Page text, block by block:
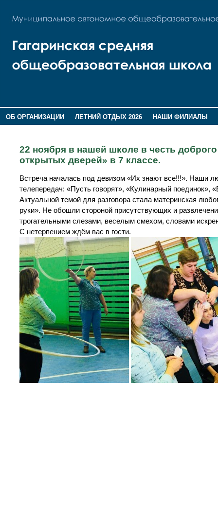
ОБ ОРГАНИЗАЦИИ ЛЕТНИЙ ОТДЫХ 2026
НАШИ ФИЛИАЛЫ
22 ноября в нашей школе в честь
открытых дверей» в 7 классе.
Встреча началась под девизом «Их знают все!!!». Наши
телепередач: «Пусть говорят», «Кулинарный поединок»,
Актуальной темой для разговора стала материнская
руки». Не обошли стороной присутствующих и
трогательными слезами, веселым смехом, словами
С нетерпением ждём вас в гости.